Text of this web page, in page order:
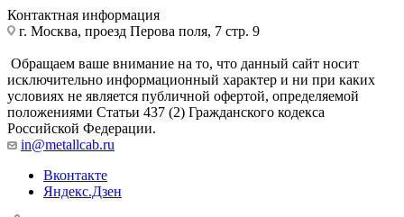
Контактная информация
г. Москва, проезд Перова поля, 7 стр. 9
Обращаем ваше внимание на то, что данный сайт носит
исключительно информационный характер и ни при каких
условиях не является публичной офертой, определяемой
положениями Статьи 437 (2) Гражданского кодекса
Российской Федерации.
in@metallcab.ru
Вконтакте
Яндекс.Дзен